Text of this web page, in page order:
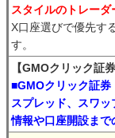
スタイルのトレー
X口座選びで優先す
す。
【GMOクリック証
■GMOクリック証券
スプレッド、スワ
情報や口座開設まで